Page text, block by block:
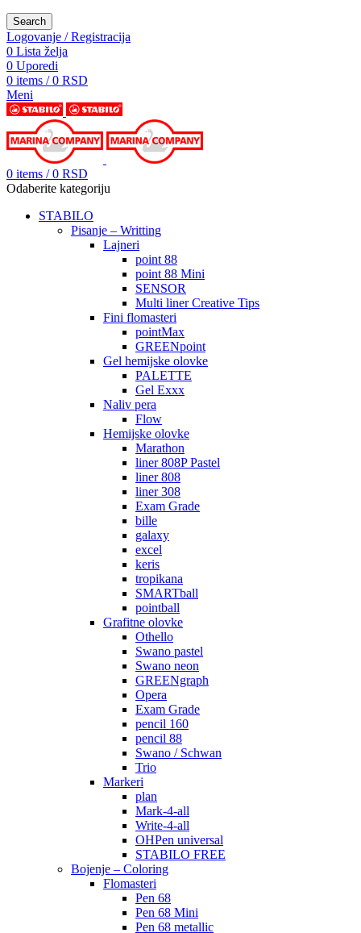
Search
Logovanje / Registracija
0 Lista želja
0 Uporedi
0 items / 0 RSD
Meni
0 items / 0 RSD
Odaberite kategoriju
STABILO
Pisanje – Writting
Lajneri
point 88
point 88 Mini
SENSOR
Multi liner Creative Tips
Fini flomasteri
pointMax
GREENpoint
Gel hemijske olovke
PALETTE
Gel Exxx
Naliv pera
Flow
Hemijske olovke
Marathon
liner 808P Pastel
liner 808
liner 308
Exam Grade
bille
galaxy
excel
keris
tropikana
SMARTball
pointball
Grafitne olovke
Othello
Swano pastel
Swano neon
GREENgraph
Opera
Exam Grade
pencil 160
pencil 88
Swano / Schwan
Trio
Markeri
plan
Mark-4-all
Write-4-all
OHPen universal
STABILO FREE
Bojenje – Coloring
Flomasteri
Pen 68
Pen 68 Mini
Pen 68 metallic